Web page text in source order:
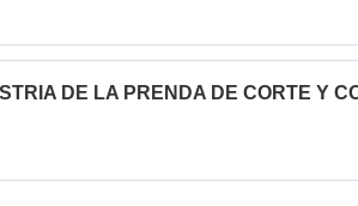
DE LA PRENDA DE CORTE Y